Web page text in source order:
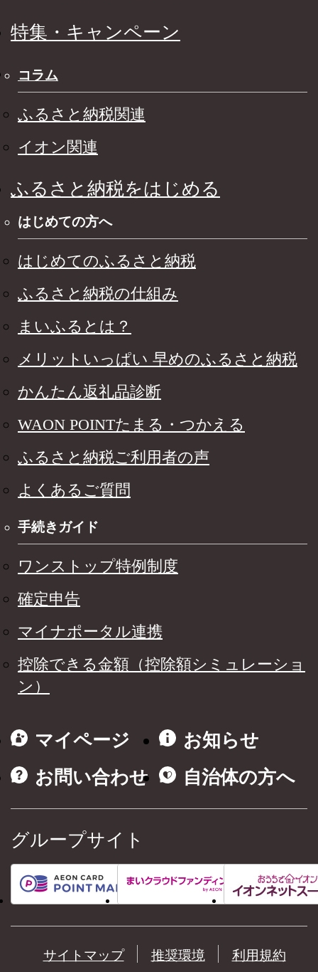
特集・キャンペーン
コラム
ふるさと納税関連
イオン関連
ふるさと納税をはじめる
はじめての方へ
はじめてのふるさと納税
ふるさと納税の仕組み
まいふるとは？
メリットいっぱい 早めのふるさと納税
かんたん返礼品診断
WAON POINTたまる・つかえる
ふるさと納税ご利用者の声
よくあるご質問
手続きガイド
ワンストップ特例制度
確定申告
マイナポータル連携
控除できる金額（控除額シミュレーショ
ン）
マイページ
お知らせ
お問い合わせ
自治体の方へ
グループサイト
サイトマップ 推奨環境 利用規約